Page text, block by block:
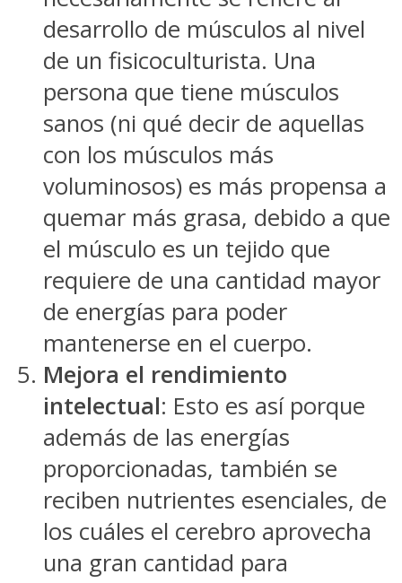
desarrollo de músculos al nivel
de un fisicoculturista. Una
persona que tiene músculos
sanos (ni qué decir de aquellas
con los músculos más
voluminosos) es más propensa a
quemar más grasa, debido a que
el músculo es un tejido que
requiere de una cantidad mayor
de energías para poder
mantenerse en el cuerpo.
Mejora el rendimiento
intelectual: Esto es así porque
además de las energías
proporcionadas, también se
reciben nutrientes esenciales, de
los cuáles el cerebro aprovecha
una gran cantidad para